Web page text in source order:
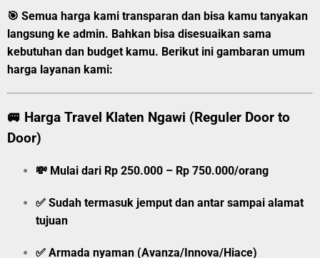
🎯 Semua harga kami transparan dan bisa kamu tanyakan
langsung ke admin. Bahkan bisa disesuaikan sama
kebutuhan dan budget kamu. Berikut ini gambaran umum
harga layanan kami:
🚐 Harga Travel Klaten Ngawi (Reguler Door to
Door)
💸 Mulai dari Rp 250.000 – Rp 750.000/orang
✅ Sudah termasuk jemput dan antar sampai alamat
tujuan
✅ Armada nyaman (Avanza/Innova/Hiace)